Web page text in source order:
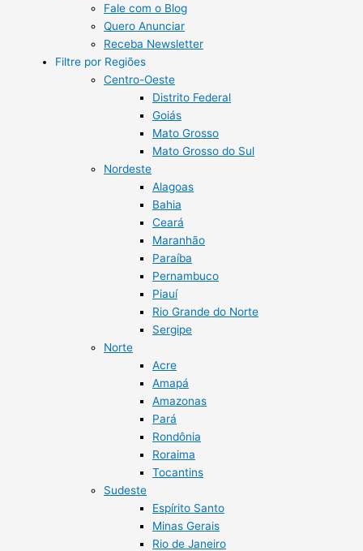
Fale com o Blog
Quero Anunciar
Receba Newsletter
Filtre por Regiões
Centro-Oeste
Distrito Federal
Goiás
Mato Grosso
Mato Grosso do Sul
Nordeste
Alagoas
Bahia
Ceará
Maranhão
Paraíba
Pernambuco
Piauí
Rio Grande do Norte
Sergipe
Norte
Acre
Amapá
Amazonas
Pará
Rondônia
Roraima
Tocantins
Sudeste
Espírito Santo
Minas Gerais
Rio de Janeiro